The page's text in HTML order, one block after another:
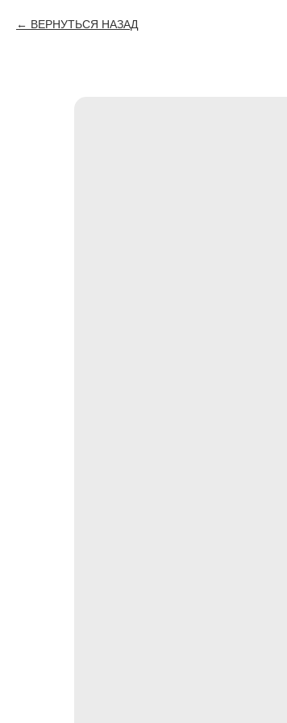
ВЕРНУТЬСЯ НАЗАД